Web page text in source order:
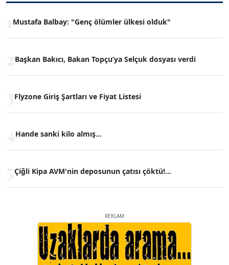
Mustafa Balbay: "Genç ölümler ülkesi olduk"
Başkan Bakıcı, Bakan Topçu’ya Selçuk dosyası verdi
Flyzone Giriş Şartları ve Fiyat Listesi
Hande sanki kilo almış...
Çiğli Kipa AVM'nin deposunun çatısı çöktü!...
REKLAM